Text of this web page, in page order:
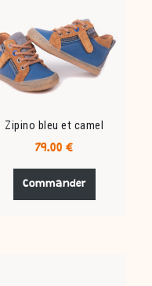
Zipino bleu et camel
79.00 €
Commander
Ce
a